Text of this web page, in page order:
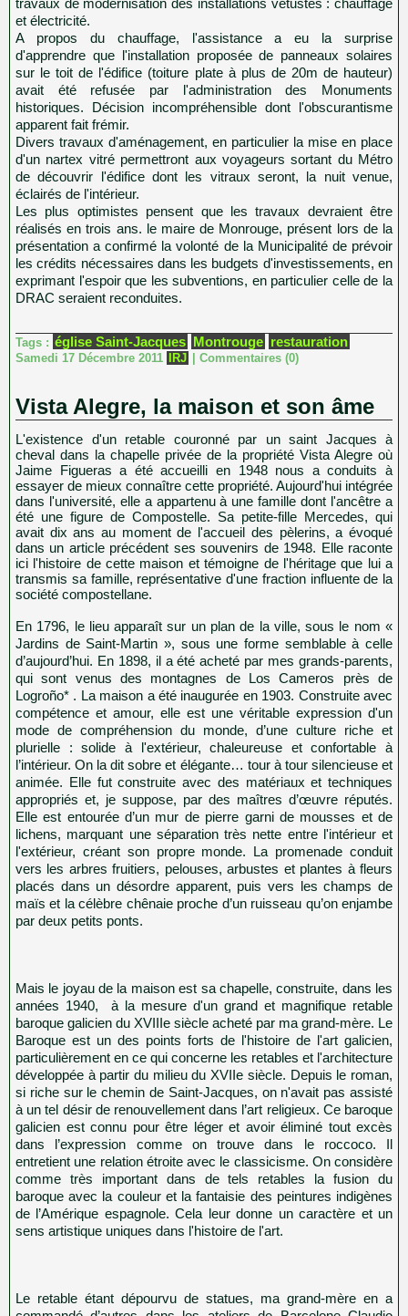
travaux de modernisation des installations vétustes : chauffage
et électricité.
A propos du chauffage, l'assistance a eu la surprise
d'apprendre que l'installation proposée de panneaux solaires
sur le toit de l'édifice (toiture plate à plus de 20m de hauteur)
avait été refusée par l'administration des Monuments
historiques. Décision incompréhensible dont l'obscurantisme
apparent fait frémir.
Divers travaux d'aménagement, en particulier la mise en place
d'un nartex vitré permettront aux voyageurs sortant du Métro
de découvrir l'édifice dont les vitraux seront, la nuit venue,
éclairés de l'intérieur.
Les plus optimistes pensent que les travaux devraient être
réalisés en trois ans. le maire de Monrouge, présent lors de la
présentation a confirmé la volonté de la Municipalité de prévoir
les crédits nécessaires dans les budgets d'investissements, en
exprimant l'espoir que les subventions, en particulier celle de la
DRAC seraient reconduites.
Tags : église Saint-Jacques Montrouge restauration
Samedi 17 Décembre 2011 IRJ Commentaires (0)
Vista Alegre, la maison et son âme
L'existence d'un retable couronné par un saint Jacques à
cheval dans la chapelle privée de la propriété Vista Alegre où
Jaime Figueras a été accueilli en 1948 nous a conduits à
essayer de mieux connaître cette propriété. Aujourd'hui intégrée
dans l'université, elle a appartenu à une famille dont l'ancêtre a
été une figure de Compostelle. Sa petite-fille Mercedes, qui
avait dix ans au moment de l'accueil des pèlerins, a évoqué
dans un article précédent ses souvenirs de 1948. Elle raconte
ici l'histoire de cette maison et témoigne de l'héritage que lui a
transmis sa famille, représentative d'une fraction influente de la
société compostellane.
En 1796, le lieu apparaît sur un plan de la ville, sous le nom «
Jardins de Saint-Martin », sous une forme semblable à celle
d’aujourd’hui. En 1898, il a été acheté par mes grands-parents,
qui sont venus des montagnes de Los Cameros près de
Logroño* . La maison a été inaugurée en 1903. Construite avec
compétence et amour, elle est une véritable expression d'un
mode de compréhension du monde, d’une culture riche et
plurielle : solide à l'extérieur, chaleureuse et confortable à
l’intérieur. On la dit sobre et élégante… tour à tour silencieuse et
animée. Elle fut construite avec des matériaux et techniques
appropriés et, je suppose, par des maîtres d’œuvre réputés.
Elle est entourée d’un mur de pierre garni de mousses et de
lichens, marquant une séparation très nette entre l'intérieur et
l'extérieur, créant son propre monde. La promenade conduit
vers les arbres fruitiers, pelouses, arbustes et plantes à fleurs
placés dans un désordre apparent, puis vers les champs de
maïs et la célèbre chênaie proche d’un ruisseau qu’on enjambe
par deux petits ponts.
Mais le joyau de la maison est sa chapelle, construite, dans les
années 1940, à la mesure d'un grand et magnifique retable
baroque galicien du XVIIIe siècle acheté par ma grand-mère. Le
Baroque est un des points forts de l'histoire de l'art galicien,
particulièrement en ce qui concerne les retables et l'architecture
développée à partir du milieu du XVIIe siècle. Depuis le roman,
si riche sur le chemin de Saint-Jacques, on n'avait pas assisté
à un tel désir de renouvellement dans l’art religieux. Ce baroque
galicien est connu pour être léger et avoir éliminé tout excès
dans l’expression comme on trouve dans le roccoco. Il
entretient une relation étroite avec le classicisme. On considère
comme très important dans de tels retables la fusion du
baroque avec la couleur et la fantaisie des peintures indigènes
de l’Amérique espagnole. Cela leur donne un caractère et un
sens artistique uniques dans l'histoire de l'art.
Le retable étant dépourvu de statues, ma grand-mère en a